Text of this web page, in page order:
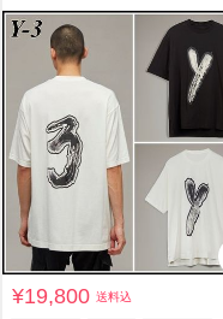
¥19,800送料込